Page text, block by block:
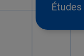
Études